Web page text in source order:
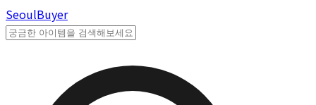
SeoulBuyer